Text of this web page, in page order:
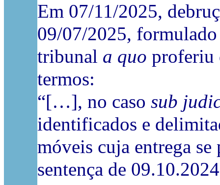
Em 07/11/2025,
09/07/2025,
tribunal a quo proferiu
termos:
“[…], no caso sub
identificados e
móveis cuja entrega se
sentença de